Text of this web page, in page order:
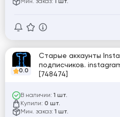
1 шт.
0.0
Старые аккаунты
подписчиков.
[748474]
В наличии: 1 шт.
Купили: 0 шт.
Мин. заказ: 1 шт.